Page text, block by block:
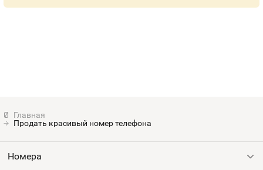
Продать красивый номер телефона
Номера